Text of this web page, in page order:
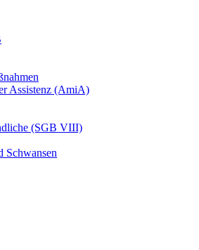
Assistenz (AmiA)
(SGB VIII)
Schwansen